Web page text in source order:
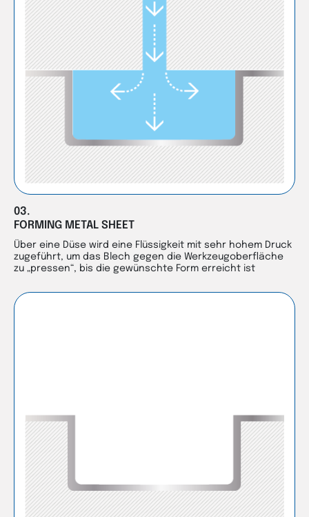
03.
FORMING METAL SHEET
Über eine Düse wird eine Flüssigkeit mit sehr hohem Druck
zugeführt, um das Blech gegen die Werkzeugoberfläche
zu „pressen“, bis die gewünschte Form erreicht ist